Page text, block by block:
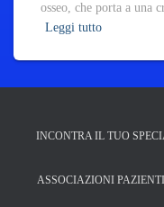
osseo, che porta a una
Leggi tutto
INCONTRA IL TUO
ASSOCIAZIONI